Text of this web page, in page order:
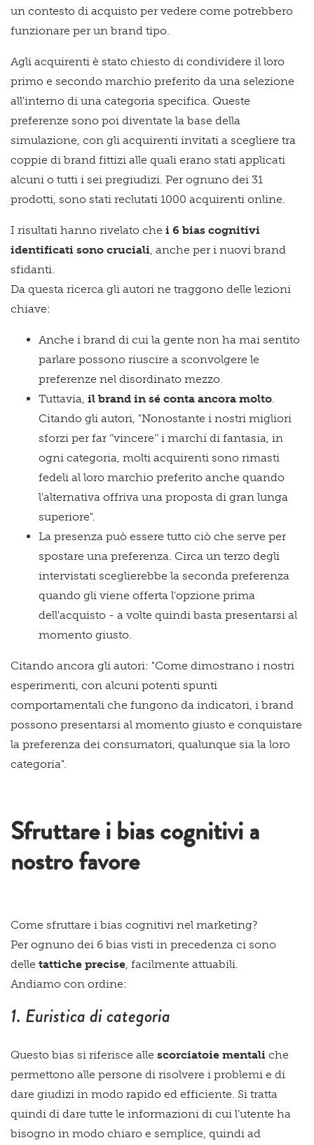
un contesto di acquisto per vedere come potrebbero
funzionare per un brand tipo.
Agli acquirenti è stato chiesto di condividere il loro
primo e secondo marchio preferito da una selezione
all'interno di una categoria specifica. Queste
preferenze sono poi diventate la base della
simulazione, con gli acquirenti invitati a scegliere tra
coppie di brand fittizi alle quali erano stati applicati
alcuni o tutti i sei pregiudizi. Per ognuno dei 31
prodotti, sono stati reclutati 1000 acquirenti online.
I risultati hanno rivelato che i 6 bias cognitivi
identificati sono cruciali, anche per i nuovi brand
sfidanti.
Da questa ricerca gli autori ne traggono delle lezioni
chiave:
Anche i brand di cui la gente non ha mai sentito
parlare possono riuscire a sconvolgere le
preferenze nel disordinato mezzo.
Tuttavia, il brand in sé conta ancora molto.
Citando gli autori, "Nonostante i nostri migliori
sforzi per far ‘’vincere’’ i marchi di fantasia, in
ogni categoria, molti acquirenti sono rimasti
fedeli al loro marchio preferito anche quando
l'alternativa offriva una proposta di gran lunga
superiore".
La presenza può essere tutto ciò che serve per
spostare una preferenza. Circa un terzo degli
intervistati sceglierebbe la seconda preferenza
quando gli viene offerta l'opzione prima
dell'acquisto - a volte quindi basta presentarsi al
momento giusto.
Citando ancora gli autori: "Come dimostrano i nostri
esperimenti, con alcuni potenti spunti
comportamentali che fungono da indicatori, i brand
possono presentarsi al momento giusto e conquistare
la preferenza dei consumatori, qualunque sia la loro
categoria".
Sfruttare i bias cognitivi a
nostro favore
Come sfruttare i bias cognitivi nel marketing?
Per ognuno dei 6 bias visti in precedenza ci sono
delle tattiche precise, facilmente attuabili.
Andiamo con ordine:
1. Euristica di categoria
Questo bias si riferisce alle scorciatoie mentali che
permettono alle persone di risolvere i problemi e di
dare giudizi in modo rapido ed efficiente. Si tratta
quindi di dare tutte le informazioni di cui l’utente ha
bisogno in modo chiaro e semplice, quindi ad